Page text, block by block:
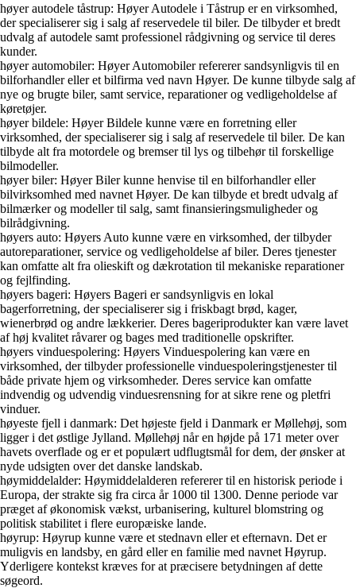
høyer autodele tåstrup: Høyer Autodele i Tåstrup er en virksomhed,
der specialiserer sig i salg af reservedele til biler. De tilbyder et bredt
udvalg af autodele samt professionel rådgivning og service til deres
kunder.
høyer automobiler: Høyer Automobiler refererer sandsynligvis til en
bilforhandler eller et bilfirma ved navn Høyer. De kunne tilbyde salg af
nye og brugte biler, samt service, reparationer og vedligeholdelse af
køretøjer.
høyer bildele: Høyer Bildele kunne være en forretning eller
virksomhed, der specialiserer sig i salg af reservedele til biler. De kan
tilbyde alt fra motordele og bremser til lys og tilbehør til forskellige
bilmodeller.
høyer biler: Høyer Biler kunne henvise til en bilforhandler eller
bilvirksomhed med navnet Høyer. De kan tilbyde et bredt udvalg af
bilmærker og modeller til salg, samt finansieringsmuligheder og
bilrådgivning.
høyers auto: Høyers Auto kunne være en virksomhed, der tilbyder
autoreparationer, service og vedligeholdelse af biler. Deres tjenester
kan omfatte alt fra olieskift og dækrotation til mekaniske reparationer
og fejlfinding.
høyers bageri: Høyers Bageri er sandsynligvis en lokal
bagerforretning, der specialiserer sig i friskbagt brød, kager,
wienerbrød og andre lækkerier. Deres bageriprodukter kan være lavet
af høj kvalitet råvarer og bages med traditionelle opskrifter.
høyers vinduespolering: Høyers Vinduespolering kan være en
virksomhed, der tilbyder professionelle vinduespoleringstjenester til
både private hjem og virksomheder. Deres service kan omfatte
indvendig og udvendig vinduesrensning for at sikre rene og pletfri
vinduer.
høyeste fjell i danmark: Det højeste fjeld i Danmark er Møllehøj, som
ligger i det østlige Jylland. Møllehøj når en højde på 171 meter over
havets overflade og er et populært udflugtsmål for dem, der ønsker at
nyde udsigten over det danske landskab.
høymiddelalder: Høymiddelalderen refererer til en historisk periode i
Europa, der strakte sig fra circa år 1000 til 1300. Denne periode var
præget af økonomisk vækst, urbanisering, kulturel blomstring og
politisk stabilitet i flere europæiske lande.
høyrup: Høyrup kunne være et stednavn eller et efternavn. Det er
muligvis en landsby, en gård eller en familie med navnet Høyrup.
Yderligere kontekst kræves for at præcisere betydningen af dette
søgeord.